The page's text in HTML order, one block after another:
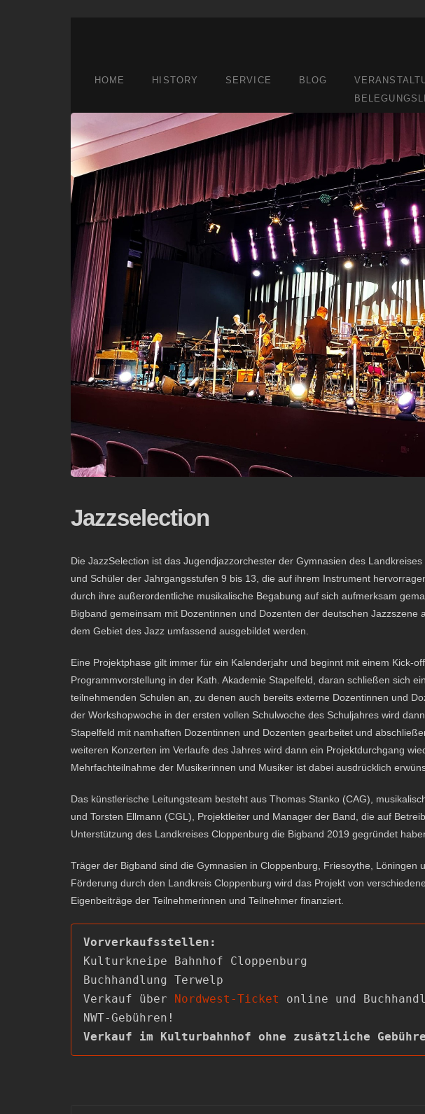
HOME HISTORY SERVICE BLOG
Jazzselection
Die JazzSelection ist das Jugendjazzorchester der Gymnasien des
und Schüler der Jahrgangsstufen 9 bis 13, die auf ihrem Instrument
durch ihre außerordentliche musikalische Begabung auf sich aufmerksam
Bigband gemeinsam mit Dozentinnen und Dozenten der deutschen Jazzszene
dem Gebiet des Jazz umfassend ausgebildet werden.
Eine Projektphase gilt immer für ein Kalenderjahr und beginnt mit einem Kick-
Programmvorstellung in der Kath. Akademie Stapelfeld, daran schließen sich
teilnehmenden Schulen an, zu denen auch bereits externe Dozentinnen und
der Workshopwoche in der ersten vollen Schulwoche des Schuljahres wird
Stapelfeld mit namhaften Dozentinnen und Dozenten gearbeitet und
weiteren Konzerten im Verlaufe des Jahres wird dann ein Projektdurchgang
Mehrfachteilnahme der Musikerinnen und Musiker ist dabei ausdrücklich
Das künstlerische Leitungsteam besteht aus Thomas Stanko (CAG),
und Torsten Ellmann (CGL), Projektleiter und Manager der Band, die auf
Unterstützung des Landkreises Cloppenburg die Bigband 2019 gegründet
Träger der Bigband sind die Gymnasien in Cloppenburg, Friesoythe, Löningen
Förderung durch den Landkreis Cloppenburg wird das Projekt von
Eigenbeiträge der Teilnehmerinnen und Teilnehmer finanziert.
Kulturkneipe Bahnhof Cloppenburg
Buchhandlung Terwelp
Verkauf über Nordwest-Ticket
online und
Verkauf im Kulturbahnhof ohne zusätzliche